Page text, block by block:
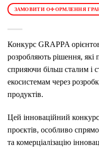
ЗАМОВИТИ ОФОРМЛЕННЯ
Конкурс GRAPPA
розробляють рішення, які
сприяючи більш сталим і
екосистемам через
продуктів.
Цей інноваційний
проєктів, особливо
та комерціалізацію